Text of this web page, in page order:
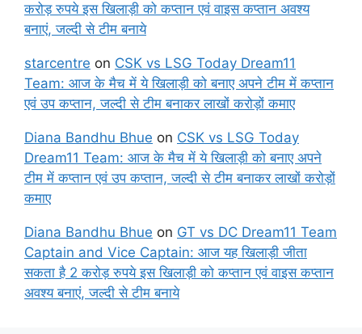
करोड़ रुपये इस खिलाड़ी को कप्तान एवं वाइस कप्तान अवश्य
बनाएं, जल्दी से टीम बनाये
starcentre on CSK vs LSG Today Dream11
Team: आज के मैच में ये खिलाड़ी को बनाए अपने टीम में कप्तान
एवं उप कप्तान, जल्दी से टीम बनाकर लाखों करोड़ों कमाए
Diana Bandhu Bhue on CSK vs LSG Today
Dream11 Team: आज के मैच में ये खिलाड़ी को बनाए अपने
टीम में कप्तान एवं उप कप्तान, जल्दी से टीम बनाकर लाखों करोड़ों
कमाए
Diana Bandhu Bhue on GT vs DC Dream11 Team
Captain and Vice Captain: आज यह खिलाड़ी जीता
सकता है 2 करोड़ रुपये इस खिलाड़ी को कप्तान एवं वाइस कप्तान
अवश्य बनाएं, जल्दी से टीम बनाये